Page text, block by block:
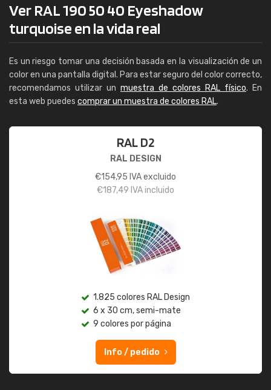
Ver RAL 190 50 40 Eyeshadow
turquoise en la vida real
Es un riesgo tomar una decisión basada en la visualización de un
color en una pantalla digital. Para estar seguro del color correcto,
recomendamos utilizar un muestra de colores RAL físico. En
esta web puedes comprar un muestra de colores RAL.
RAL D2
RAL DESIGN
€154,95 IVA excluido
€187,49 IVA incluido
1.825 colores RAL Design
6 x 30 cm, semi-mate
9 colores por página
Info / pedido